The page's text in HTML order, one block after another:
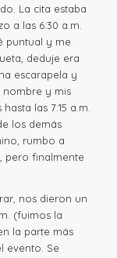
La cita estaba
a las 6:30 a.m.
puntual y me
deduje era
escarapela y
nombre y mis
las 7:15 a.m.
los demás
rumbo a
pero finalmente
nos dieron un
(fuimos la
la parte más
evento. Se